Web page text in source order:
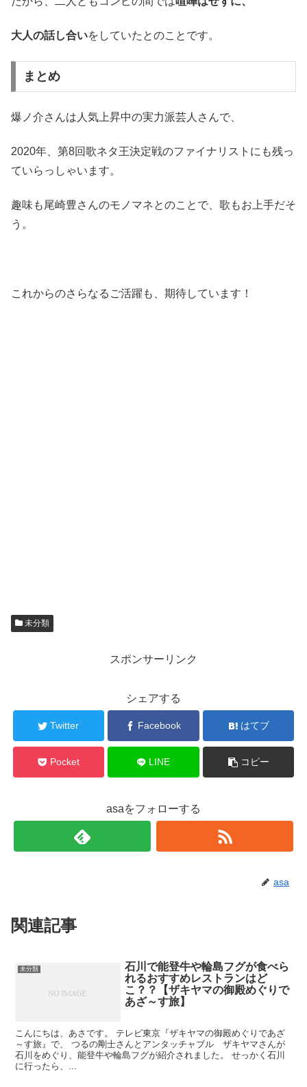
大人の話し合いをしていたとのことです。
まとめ
爆ノ介さんは人気上昇中の実力派芸人さんで、
2020年、第8回歌ネタ王決定戦のファイナリストにも残っ
ていらっしゃいます。
趣味も尾崎豊さんのモノマネとのことで、歌もお上手だそ
う。
これからのさらなるご活躍も、期待しています！
未分類
スポンサーリンク
シェアする
Twitter Facebook はてブ
Pocket LINE コピー
asaをフォローする
asa
関連記事
未分類
石川で能登牛や輪島フグが食べら
れるおすすめレストランはど
こ？？【ザキヤマの御殿めぐりで
あざ～す旅】
こんにちは、あさです。 テレビ東京『ザキヤマの御殿めぐりであざ
～す旅』で、 つるの剛士さんとアンタッチャブル ザキヤマさんが
石川をめぐり、能登牛や輪島フグが紹介されました。 せっかく石川
に行ったら、...